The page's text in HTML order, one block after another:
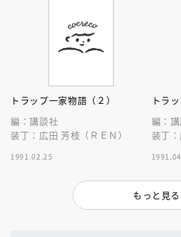
トラップ一家物語（２）
編：講談社
装丁：広田 芳枝（ＲＥＮ）
1991.02.25
トラ
編：
装丁
もっと見る